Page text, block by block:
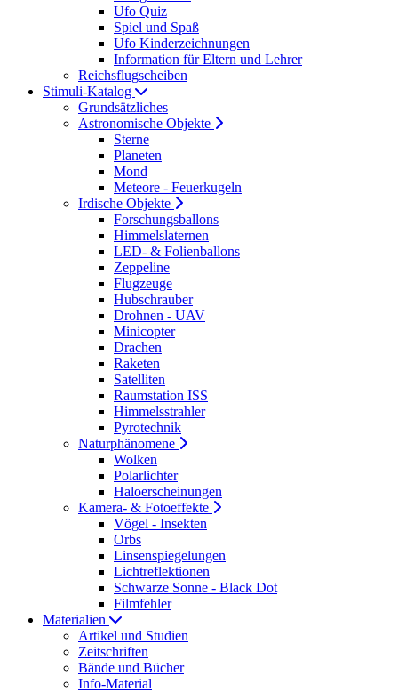
Ufo Quiz
Spiel und Spaß
Ufo Kinderzeichnungen
Information für Eltern und Lehrer
Reichsflugscheiben
Stimuli-Katalog
Grundsätzliches
Astronomische Objekte
Sterne
Planeten
Mond
Meteore - Feuerkugeln
Irdische Objekte
Forschungsballons
Himmelslaternen
LED- & Folienballons
Zeppeline
Flugzeuge
Hubschrauber
Drohnen - UAV
Minicopter
Drachen
Raketen
Satelliten
Raumstation ISS
Himmelsstrahler
Pyrotechnik
Naturphänomene
Wolken
Polarlichter
Haloerscheinungen
Kamera- & Fotoeffekte
Vögel - Insekten
Orbs
Linsenspiegelungen
Lichtreflektionen
Schwarze Sonne - Black Dot
Filmfehler
Materialien
Artikel und Studien
Zeitschriften
Bände und Bücher
Info-Material